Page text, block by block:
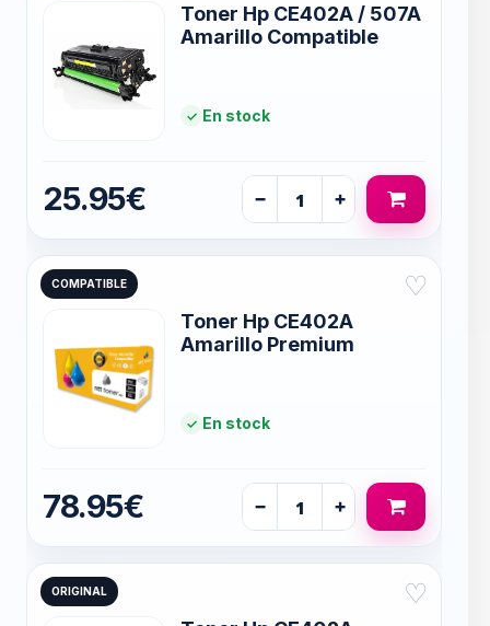
Toner Hp CE402A / 507A
Amarillo Compatible
En stock
25.95€ − +
COMPATIBLE ♡
Toner Hp CE402A
Amarillo Premium
En stock
78.95€ − +
ORIGINAL ♡